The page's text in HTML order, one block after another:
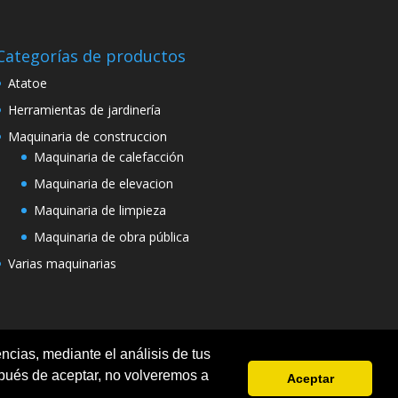
mediante el análisis de tus
de aceptar, no volveremos a
Aceptar
de productos
Atatoe
Herramientas de jardinería
Maquinaria de construccion
Maquinaria de calefacción
Maquinaria de elevacion
Maquinaria de limpieza
Maquinaria de obra pública
Varias maquinarias